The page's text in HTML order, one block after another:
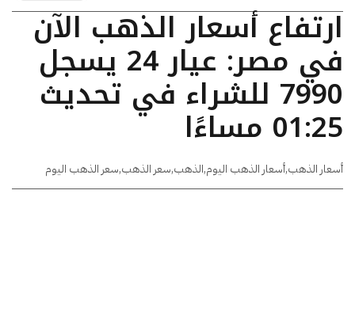
ارتفاع أسعار الذهب الآن
في مصر: عيار 24 يسجل
7990 للشراء في تحديث
01:25 مساءًا
أسعار الذهب,أسعار الذهب اليوم,الذهب,سعر الذهب,سعر الذهب اليوم